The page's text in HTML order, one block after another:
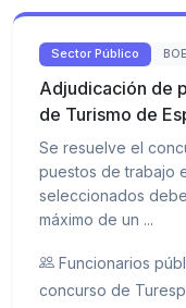
Sector Público BOE
Adjudicación de
de Turismo de
Se resuelve el
puestos de trabajo
seleccionados
máximo de un ...
Funcionarios
concurso de